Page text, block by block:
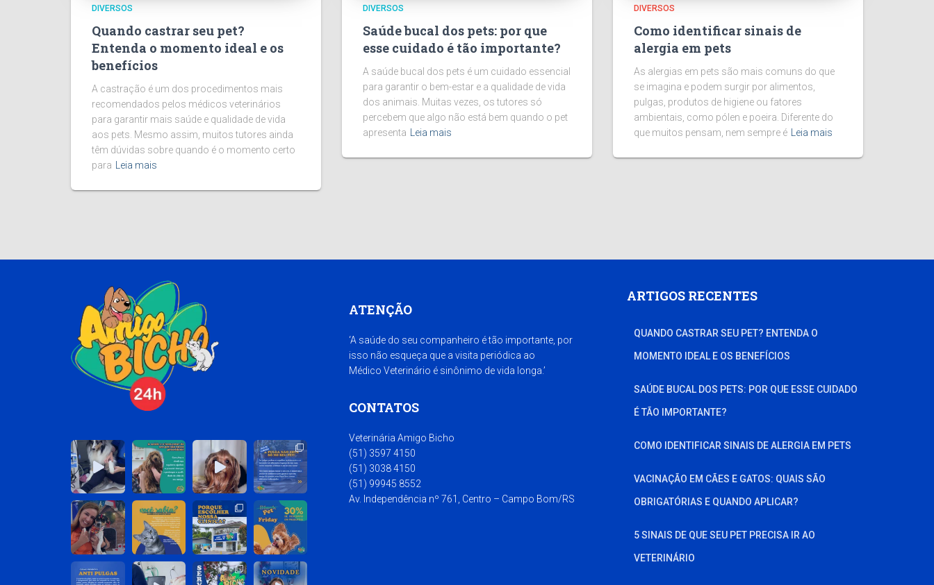
DIVERSOS
Quando castrar seu pet?
Entenda o momento ideal e os
benefícios
A castração é um dos procedimentos mais
recomendados pelos médicos veterinários
para garantir mais saúde e qualidade de vida
aos pets. Mesmo assim, muitos tutores ainda
têm dúvidas sobre quando é o momento certo
para
Leia mais
DIVERSOS
Saúde bucal dos pets: por que
esse cuidado é tão importante?
A saúde bucal dos pets é um cuidado essencial
para garantir o bem-estar e a qualidade de vida
dos animais. Muitas vezes, os tutores só
percebem que algo não está bem quando o pet
apresenta
Leia mais
DIVERSOS
Como identificar sinais de
alergia em pets
As alergias em pets são mais comuns do que
se imagina e podem surgir por alimentos,
pulgas, produtos de higiene ou fatores
ambientais, como pólen e poeira. Diferente do
que muitos pensam, nem sempre é
Leia mais
ATENÇÃO
‘A saúde do seu companheiro é tão importante, por
isso não esqueça que a visita periódica ao
Médico Veterinário é sinônimo de vida longa.’
CONTATOS
Veterinária Amigo Bicho
(51) 3597 4150
(51) 3038 4150
(51) 99945 8552
Av. Independência nº 761, Centro – Campo Bom/RS
ARTIGOS RECENTES
QUANDO CASTRAR SEU PET? ENTENDA O
MOMENTO IDEAL E OS BENEFÍCIOS
SAÚDE BUCAL DOS PETS: POR QUE ESSE CUIDADO
É TÃO IMPORTANTE?
COMO IDENTIFICAR SINAIS DE ALERGIA EM PETS
VACINAÇÃO EM CÃES E GATOS: QUAIS SÃO
OBRIGATÓRIAS E QUANDO APLICAR?
5 SINAIS DE QUE SEU PET PRECISA IR AO
VETERINÁRIO